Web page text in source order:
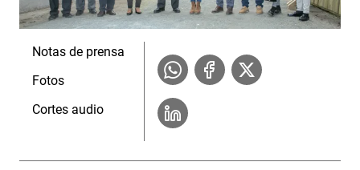
Notas de prensa
Fotos
Cortes audio